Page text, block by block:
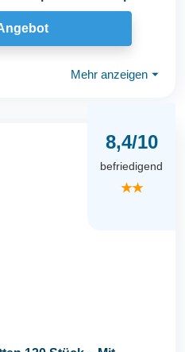
Mehr anzeigen ⏷
8,4/10
befriedigend
★★